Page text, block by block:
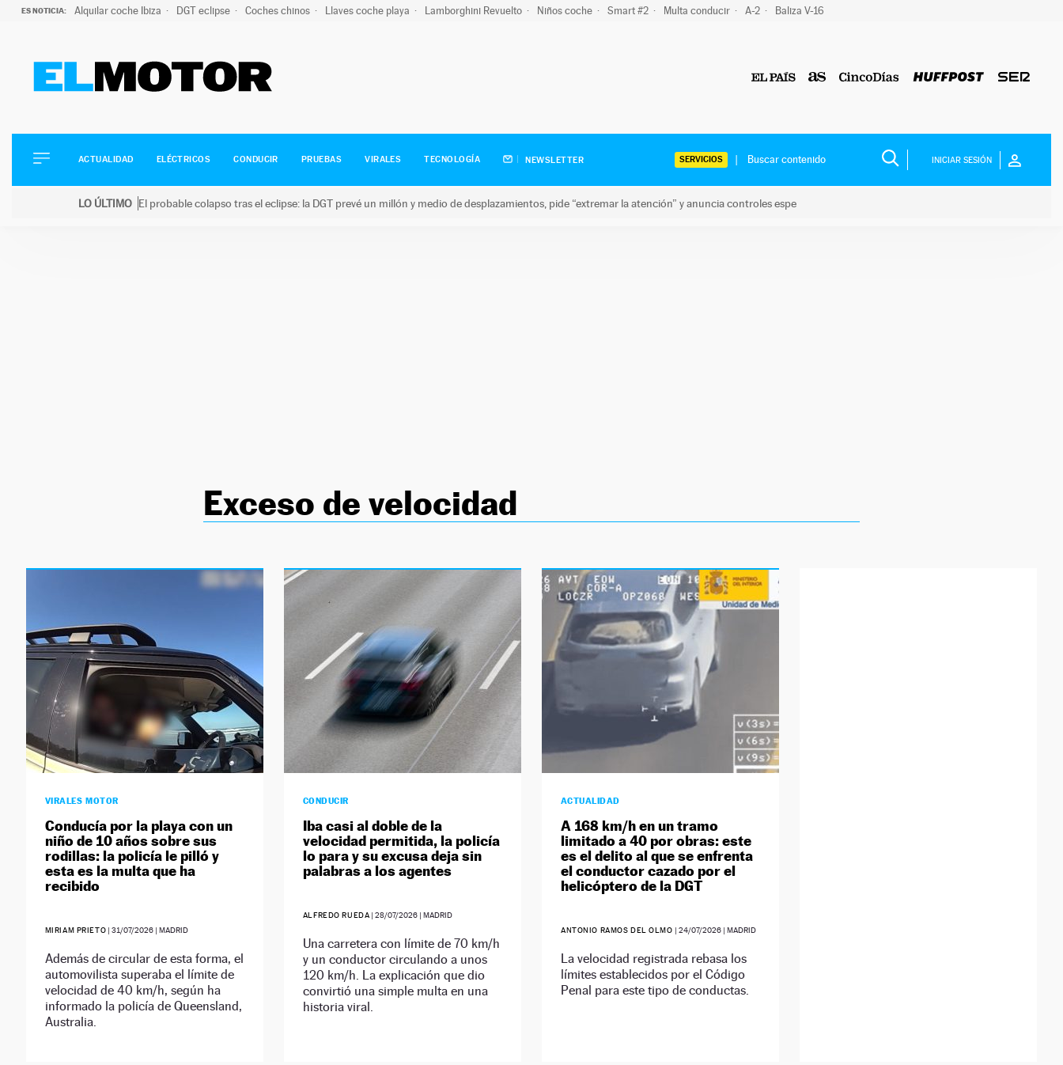
ES NOTICIA: Alquilar coche Ibiza DGT eclipse Coches chinos Llaves coche playa Lamborghini Revuelto Niños coche Smart #2 Multa conducir A-2 Baliza V-16
ELÉCTRICOS
CONDUCIR
ACTUALIDAD ELÉCTRICOS CONDUCIR PRUEBAS VIRALES TECNOLOGÍA NEWSLETTER SERVICIOS INICIAR SESIÓN
LO ÚLTIMO El probable colapso tras el eclipse: la DGT prevé un millón y medio de desplazamientos, pide “extremar la atención” y anuncia controles espe
Exceso de velocidad
VIRALES MOTOR
Conducía por la playa con un
niño de 10 años sobre sus
rodillas: la policía le pilló y
esta es la multa que ha
recibido
MIRIAM PRIETO |31/07/2026 | MADRID
Además de circular de esta forma, el
automovilista superaba el límite de
velocidad de 40 km/h, según ha
informado la policía de Queensland,
Australia.
CONDUCIR
Iba casi al doble de la
velocidad permitida, la policía
lo para y su excusa deja sin
palabras a los agentes
ALFREDO RUEDA |28/07/2026 | MADRID
Una carretera con límite de 70 km/h
y un conductor circulando a unos
120 km/h. La explicación que dio
convirtió una simple multa en una
historia viral.
ACTUALIDAD
A 168 km/h en un tramo
limitado a 40 por obras: este
es el delito al que se enfrenta
el conductor cazado por el
helicóptero de la DGT
ANTONIO RAMOS DEL OLMO | 24/07/2026| MADRID
La velocidad registrada rebasa los
límites establecidos por el Código
Penal para este tipo de conductas.